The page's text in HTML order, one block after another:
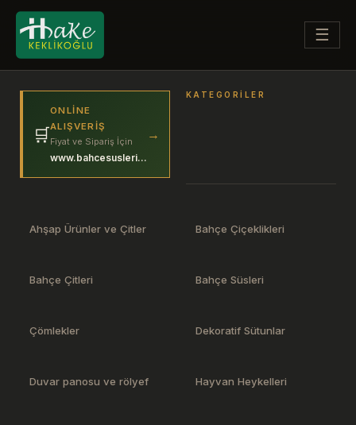
☰
🛒
ONLINE
ALIŞVERIŞ
Fiyat ve Sipariş İçin
www.bahcesuslerim.com
→
KATEGORILER
Ahşap Ürünler ve Çitler Bahçe Çiçeklikleri
Bahçe Çitleri Bahçe Süsleri
Çömlekler Dekoratif Sütunlar
Duvar panosu ve rölyef Hayvan Heykelleri